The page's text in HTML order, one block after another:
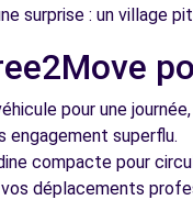
surprise : un village
pour une
engagement superflu.
compacte pour
déplacements